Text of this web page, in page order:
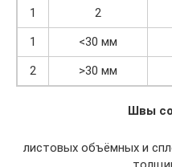
1
2
1
<30 мм
2
>30 мм
Швы
листовых объёмных и